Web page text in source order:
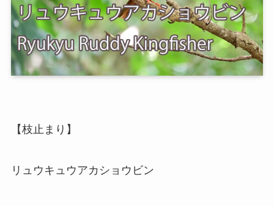
【枝止まり】
リュウキュウアカショウビン